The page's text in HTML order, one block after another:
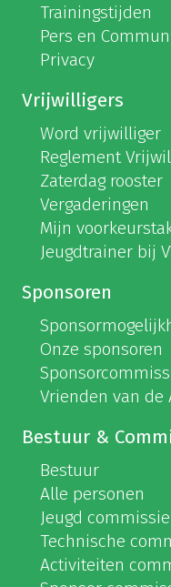
Trainingstijden
Pers en
Privacy
Vrijwilligers
Word vrijwilliger
Reglement
Zaterdag rooster
Vergaderingen
Mijn
Jeugdtrainer bij
Sponsoren
Onze sponsoren
Vrienden van de
Bestuur &
Bestuur
Alle personen
Jeugd commissie
Technische
Activiteiten